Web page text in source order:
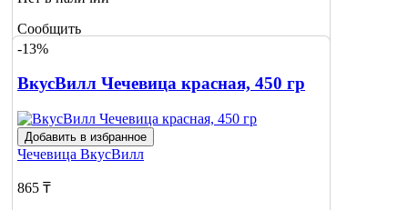
Сообщить
о наличии
-13%
ВкусВилл Чечевица красная, 450 гр
Добавить в избранное
Чечевица ВкусВилл
865 ₸